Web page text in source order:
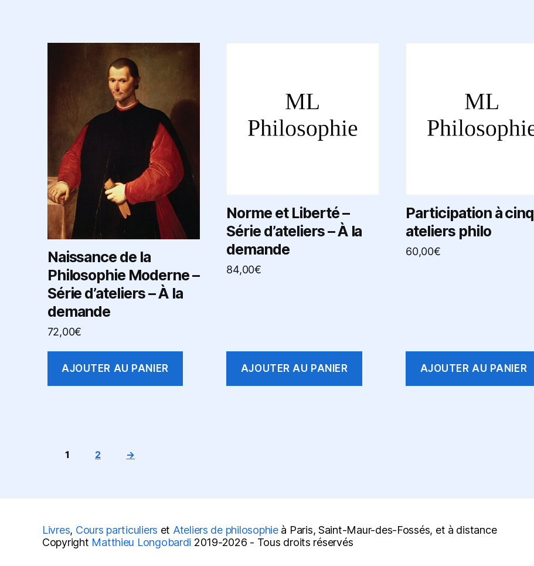
Naissance de la
Philosophie Moderne –
Série d’ateliers – À la
demande
72,00€
AJOUTER AU PANIER
Norme et Liberté –
Série d’ateliers – À la
demande
84,00€
AJOUTER AU PANIER
Participation à cinq
ateliers philo
60,00€
AJOUTER AU PANIER
1 2 →
Livres, Cours particuliers et Ateliers de philosophieà Paris, Saint-Maur-des-Fossés, et à distance
Copyright Matthieu Longobardi 2019-2026 - Tous droits réservés